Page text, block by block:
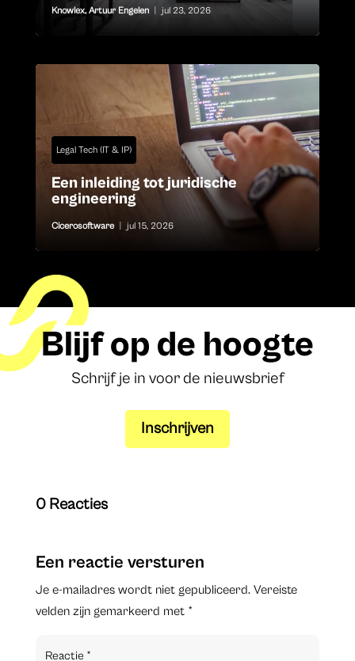
Knowlex, Artuur Engelen jul 23, 2026
Legal Tech (IT & IP)
Een inleiding tot juridische
engineering
Cicerosoftware jul 15, 2026
Blijf op de hoogte
Schrijf je in voor de nieuwsbrief
Inschrijven
0 Reacties
Een reactie versturen
Je e-mailadres wordt niet gepubliceerd. Vereiste
velden zijn gemarkeerd met *